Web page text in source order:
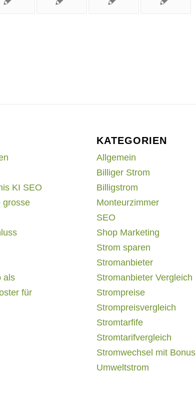
KI SEO
grosse
als
für
KATEGORIEN
Allgemein
Billiger Strom
Billigstrom
Monteurzimmer
SEO
Shop Marketing
Strom sparen
Stromanbieter
Stromanbieter Vergleich
Strompreise
Strompreisvergleich
Stromtarfife
Stromtarifvergleich
Stromwechsel mit Bonus
Umweltstrom